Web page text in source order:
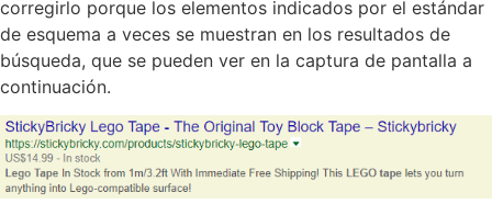
corregirlo porque los elementos indicados por el estándar
de esquema a veces se muestran en los resultados de
búsqueda, que se pueden ver en la captura de pantalla a
continuación.